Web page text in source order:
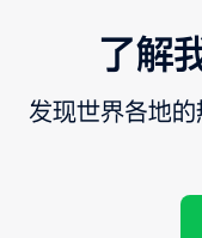
了解
发现世界各地